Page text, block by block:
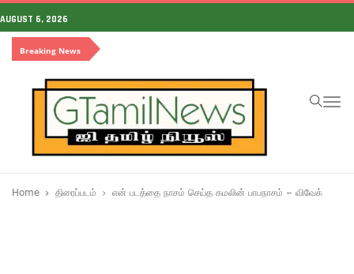
AUGUST 6, 2026
Breaking News
Home திரைப்படம் என் படத்தை நாசம் செய்த கமலின் பாபநாசம் – விவேக்